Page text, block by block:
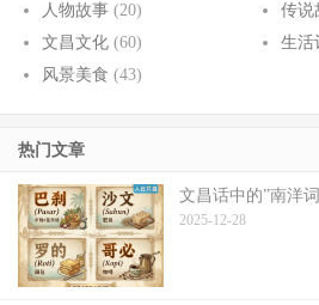
人物故事 (20) 传说
文昌文化 (60) 生活
风景美食 (43)
热门文章
文昌话中的”南洋
2025-12-28